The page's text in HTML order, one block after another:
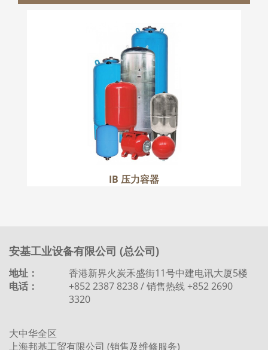
IB 压力容器
IB 压力容器
更多
安基工业设备有限公司 (总公司)
地址：
香港新界火炭禾盛街11号中建电讯大厦5楼
电话：
+852 2387 8238 / 销售热线 +852 2690
3320
大中华全区
上海邦基工贸有限公司 (销售及维修服务)